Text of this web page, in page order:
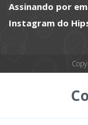
Assinando por
Instagram do